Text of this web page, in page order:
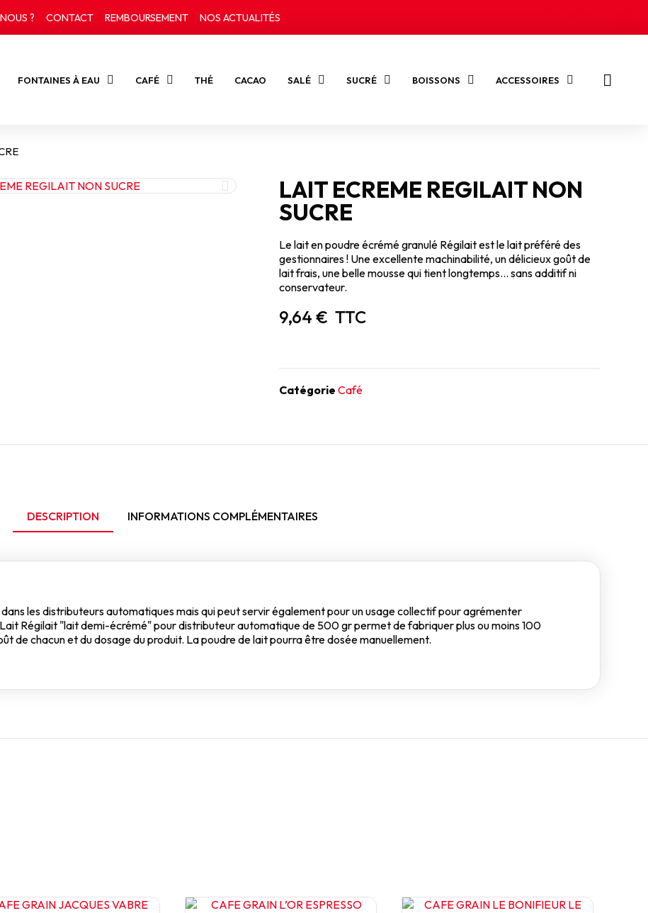
? CONTACT REMBOURSEMENT NOS ACTUALITÉS
FONTAINES À EAU CAFÉ THÉ CACAO SALÉ SUCRÉ BOISSONS ACCESSOIRES
LAIT ECREME REGILAIT NON
SUCRE
Le lait en poudre écrémé granulé Régilait est le lait préféré des
gestionnaires ! Une excellente machinabilité, un délicieux goût de
lait frais, une belle mousse qui tient longtemps… sans additif ni
conservateur.
9,64 € TTC
Catégorie Café
DESCRIPTION INFORMATIONS COMPLÉMENTAIRES
les distributeurs automatiques mais qui peut servir également pour un usage collectif pour agrémenter
Régilait "lait demi-écrémé" pour distributeur automatique de 500 gr permet de fabriquer plus ou moins 100
de chacun et du dosage du produit. La poudre de lait pourra être dosée manuellement.